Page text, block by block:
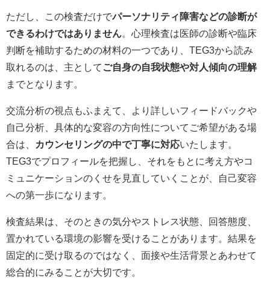
ただし、この検査だけでパーソナリティ障害などの診断が
できるわけではありません。心理検査は医師の診断や臨床
判断を補助するための材料の一つであり、TEG3から読み
取れるのは、主として ご自身の自我状態や対人傾向の理解
までとなります。
交流分析の視点もふまえて、より詳しいフィードバックや
自己分析、具体的な変容の方向性についてご希望がある場
合は、
カウンセリングの中で丁寧に対応いたします。
TEG3でプロフィールを把握し、それをもとに考え方やコ
ミュニケーションのくせを見直していくことが、自己変容
への第一歩になります。
検査結果は、そのときの気分やストレス状態、回答態度、
置かれている環境の影響を受けることがあります。結果を
固定的に受け取るのではなく、面接や生活背景とあわせて
総合的にみることが大切です。